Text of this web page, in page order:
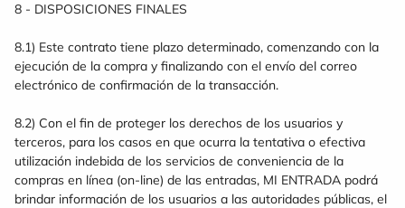
8 - DISPOSICIONES FINALES
8.1) Este contrato tiene plazo determinado, comenzando con la
ejecución de la compra y finalizando con el envío del correo
electrónico de confirmación de la transacción.
8.2) Con el fin de proteger los derechos de los usuarios y
terceros, para los casos en que ocurra la tentativa o efectiva
utilización indebida de los servicios de conveniencia de la
compras en línea (on-line) de las entradas, MI ENTRADA podrá
brindar información de los usuarios a las autoridades públicas, el